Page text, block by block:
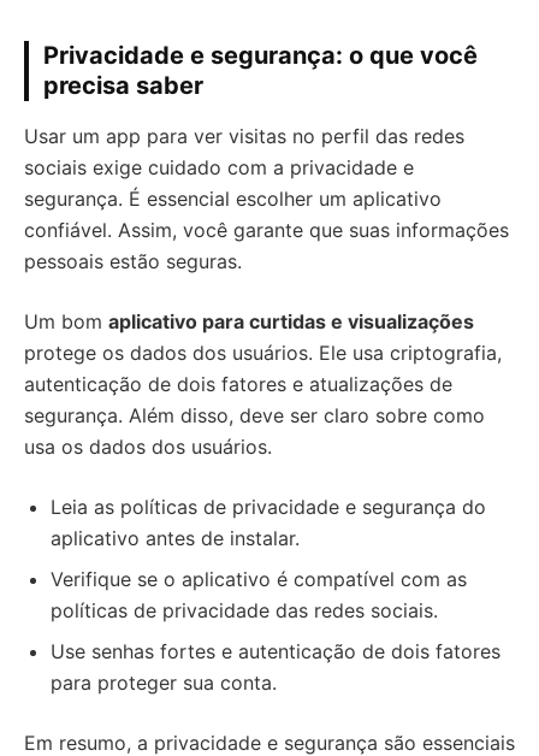
Privacidade e segurança: o que você
precisa saber
Usar um app para ver visitas no perfil das redes
sociais exige cuidado com a privacidade e
segurança. É essencial escolher um aplicativo
confiável. Assim, você garante que suas informações
pessoais estão seguras.
Um bom aplicativo para curtidas e visualizações
protege os dados dos usuários. Ele usa criptografia,
autenticação de dois fatores e atualizações de
segurança. Além disso, deve ser claro sobre como
usa os dados dos usuários.
Leia as políticas de privacidade e segurança do
aplicativo antes de instalar.
Verifique se o aplicativo é compatível com as
políticas de privacidade das redes sociais.
Use senhas fortes e autenticação de dois fatores
para proteger sua conta.
Em resumo, a privacidade e segurança são essenciais